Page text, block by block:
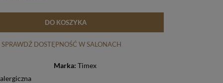
DO KOSZYKA
SPRAWDŹ DOSTĘPNOŚĆ W SALONACH
Marka: Timex